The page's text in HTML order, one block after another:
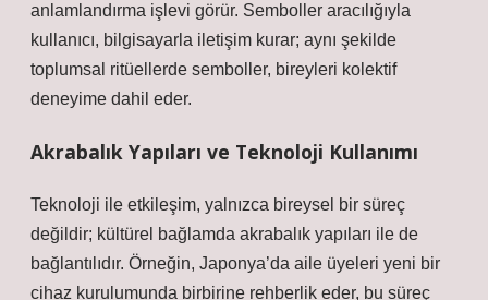
anlamlandırma işlevi görür. Semboller aracılığıyla
kullanıcı, bilgisayarla iletişim kurar; aynı şekilde
toplumsal ritüellerde semboller, bireyleri kolektif
deneyime dahil eder.
Akrabalık Yapıları ve Teknoloji Kullanımı
Teknoloji ile etkileşim, yalnızca bireysel bir süreç
değildir; kültürel bağlamda akrabalık yapıları ile de
bağlantılıdır. Örneğin, Japonya’da aile üyeleri yeni bir
cihaz kurulumunda birbirine rehberlik eder, bu süreç